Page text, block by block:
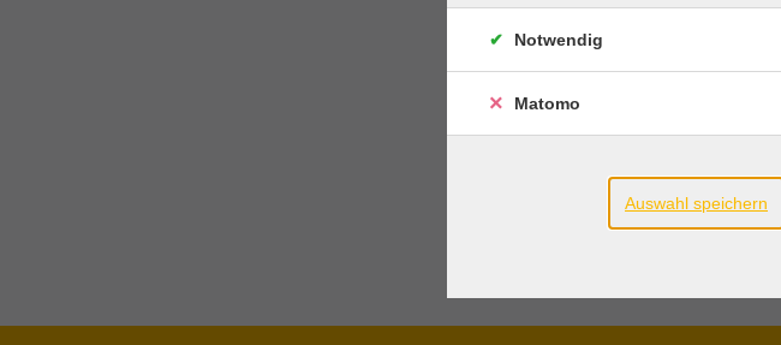
Notwendig
Matomo
Auswahl speichern